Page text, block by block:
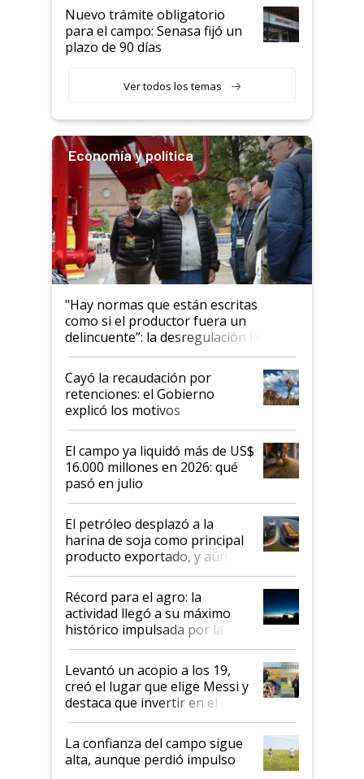
Nuevo trámite obligatorio
para el campo: Senasa fijó un
plazo de 90 días
Ver todos los temas
Economía y política
"Hay normas que están escritas
como si el productor fuera un
delincuente”: la desregulación llegó
al Congreso Aapresid y hasta se
habló del financiamiento al IPCVA
Cayó la recaudación por
retenciones: el Gobierno
explicó los motivos
El campo ya liquidó más de US$
16.000 millones en 2026: qué
pasó en julio
El petróleo desplazó a la
harina de soja como principal
producto exportado, y aún así
el agro aportó casi seis de cada
diez dólares y sostuvo el
liderazgo en un semestre
récord
Récord para el agro: la
actividad llegó a su máximo
histórico impulsada por la
cosecha y las exportaciones
Levantó un acopio a los 19,
creó el lugar que elige Messi y
destaca que invertir en el
kirchnerismo era como "darle
plata a un hijo para droga":
Juan Félix Rossetti, el libertario
que de una dura crisis salió
La confianza del campo sigue
alta, aunque perdió impulso